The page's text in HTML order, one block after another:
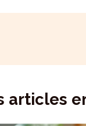
articles